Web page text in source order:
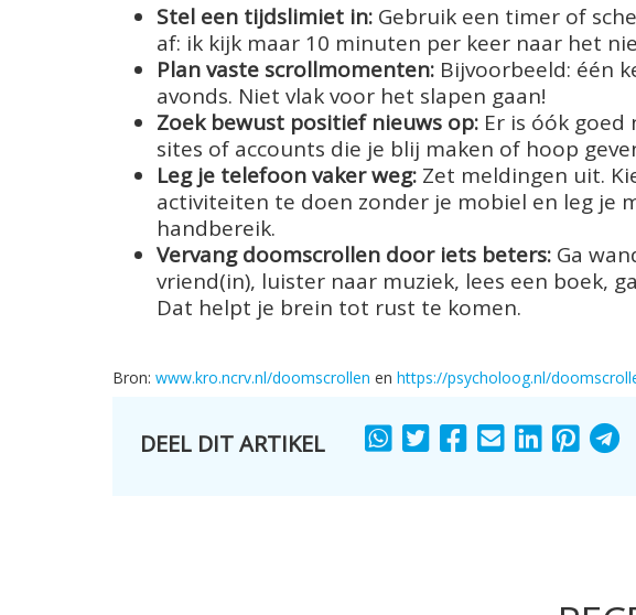
Stel een tijdslimiet in: Gebruik een timer of
af: ik kijk maar 10 minuten per keer naar het
Plan vaste scrollmomenten: Bijvoorbeeld: één
avonds. Niet vlak voor het slapen gaan!
Zoek bewust positief nieuws op: Er is óók goed
sites of accounts die je blij maken of hoop
Leg je telefoon vaker weg: Zet meldingen uit.
activiteiten te doen zonder je mobiel en leg je
handbereik.
Vervang doomscrollen door iets beters: Ga
vriend(in), luister naar muziek, lees een boek,
Dat helpt je brein tot rust te komen.
Bron: www.kro.ncrv.nl/doomscrollen en https://psycholoog.nl/
DEEL DIT ARTIKEL SHARE SHARESHARESHARESHARESHARE